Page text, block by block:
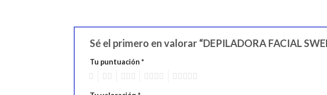
Sé el primero en valorar “DEPILADORA FACIAL
Tu puntuación *